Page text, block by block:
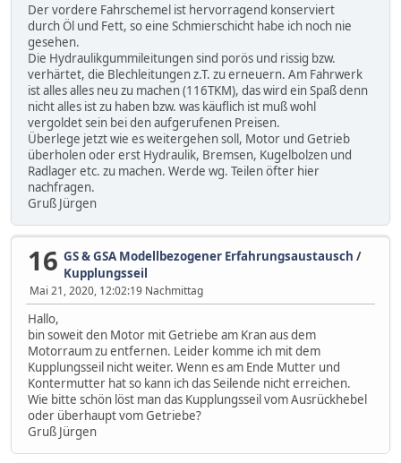
Der vordere Fahrschemel ist hervorragend konserviert
durch Öl und Fett, so eine Schmierschicht habe ich noch nie
gesehen.
Die Hydraulikgummileitungen sind porös und rissig bzw.
verhärtet, die Blechleitungen z.T. zu erneuern. Am Fahrwerk
ist alles alles neu zu machen (116TKM), das wird ein Spaß denn
nicht alles ist zu haben bzw. was käuflich ist muß wohl
vergoldet sein bei den aufgerufenen Preisen.
Überlege jetzt wie es weitergehen soll, Motor und Getrieb
überholen oder erst Hydraulik, Bremsen, Kugelbolzen und
Radlager etc. zu machen. Werde wg. Teilen öfter hier
nachfragen.
Gruß Jürgen
16 GS & GSA Modellbezogener Erfahrungsaustausch /
Kupplungsseil
Mai 21, 2020, 12:02:19 Nachmittag
Hallo,
bin soweit den Motor mit Getriebe am Kran aus dem
Motorraum zu entfernen. Leider komme ich mit dem
Kupplungsseil nicht weiter. Wenn es am Ende Mutter und
Kontermutter hat so kann ich das Seilende nicht erreichen.
Wie bitte schön löst man das Kupplungsseil vom Ausrückhebel
oder überhaupt vom Getriebe?
Gruß Jürgen